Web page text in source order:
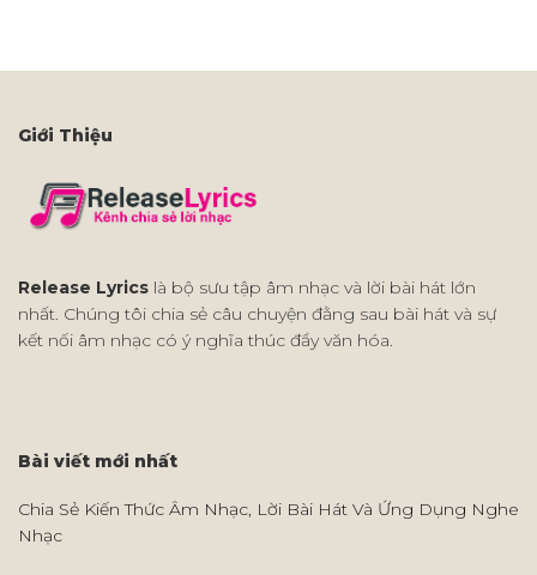
Giới Thiệu
Release Lyrics là bộ sưu tập âm nhạc và lời bài hát lớn
nhất. Chúng tôi chia sẻ câu chuyện đằng sau bài hát và sự
kết nối âm nhạc có ý nghĩa thúc đẩy văn hóa.
Bài viết mới nhất
Chia Sẻ Kiến Thức Âm Nhạc, Lời Bài Hát Và Ứng Dụng Nghe
Nhạc